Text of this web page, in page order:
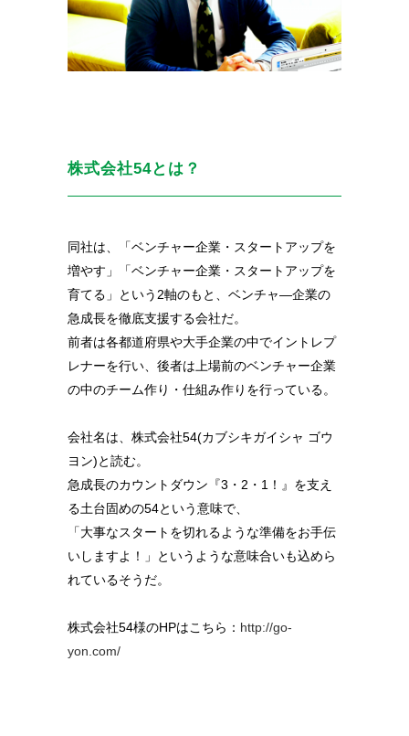
株式会社54とは？
同社は、「ベンチャー企業・スタートアップを
増やす」「ベンチャー企業・スタートアップを
育てる」という2軸のもと、 ベンチャ―企業の
急成長を徹底支援する会社だ。
前者は各都道府県や大手企業の中でイントレプ
レナーを行い、後者は上場前のベンチャー企業
の中のチーム作り・仕組み作りを行っている。
会社名は、株式会社54(カブシキガイシャ ゴウ
ヨン)と読む。
急成長のカウントダウン『3・2・1！』を支え
る土台固めの54という意味で、
「大事なスタートを切れるような準備をお手伝
いしますよ！」というような意味合いも込めら
れているそうだ。
株式会社54様のHPはこちら： http://go-
yon.com/